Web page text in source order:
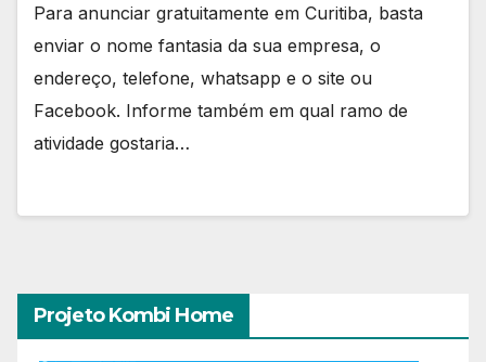
Para anunciar gratuitamente em Curitiba, basta
enviar o nome fantasia da sua empresa, o
endereço, telefone, whatsapp e o site ou
Facebook. Informe também em qual ramo de
atividade gostaria…
Projeto Kombi Home